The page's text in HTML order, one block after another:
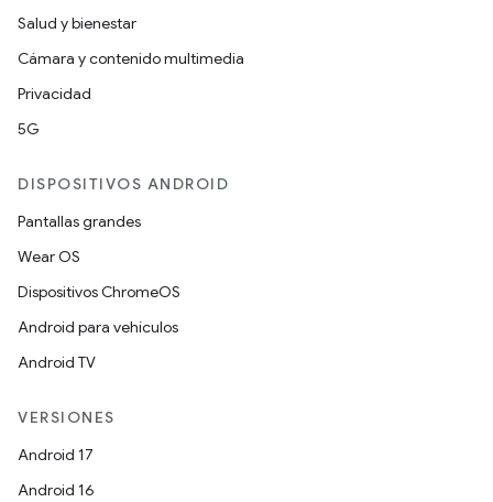
Salud y bienestar
Cámara y contenido multimedia
Privacidad
5G
DISPOSITIVOS ANDROID
Pantallas grandes
Wear OS
Dispositivos ChromeOS
Android para vehículos
Android TV
VERSIONES
Android 17
Android 16